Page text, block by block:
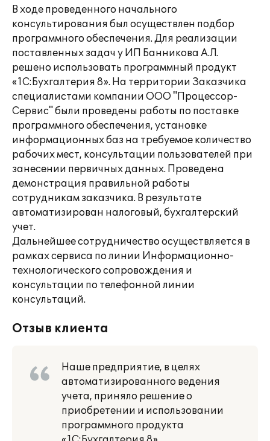
В ходе проведенного начального
консультирования был осуществлен подбор
программного обеспечения. Для реализации
поставленных задач у ИП Банникова А.Л.
решено использовать программный продукт
«1С:Бухгалтерия 8». На территории Заказчика
специалистами компании ООО "Процессор-
Сервис" были проведены работы по поставке
программного обеспечения, установке
информационных баз на требуемое количество
рабочих мест, консультации пользователей при
занесении первичных данных. Проведена
демонстрация правильной работы
сотрудникам заказчика. В результате
автоматизирован налоговый, бухгалтерский
учет.
Дальнейшее сотрудничество осуществляется в
рамках сервиса по линии Информационно-
технологического сопровождения и
консультации по телефонной линии
консультаций.
Отзыв клиента
Наше предприятие, в целях
автоматизированного ведения
учета, приняло решение о
приобретении и использовании
программного продукта